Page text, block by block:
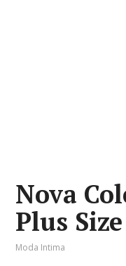
Nova
Plus Size
Moda Intima